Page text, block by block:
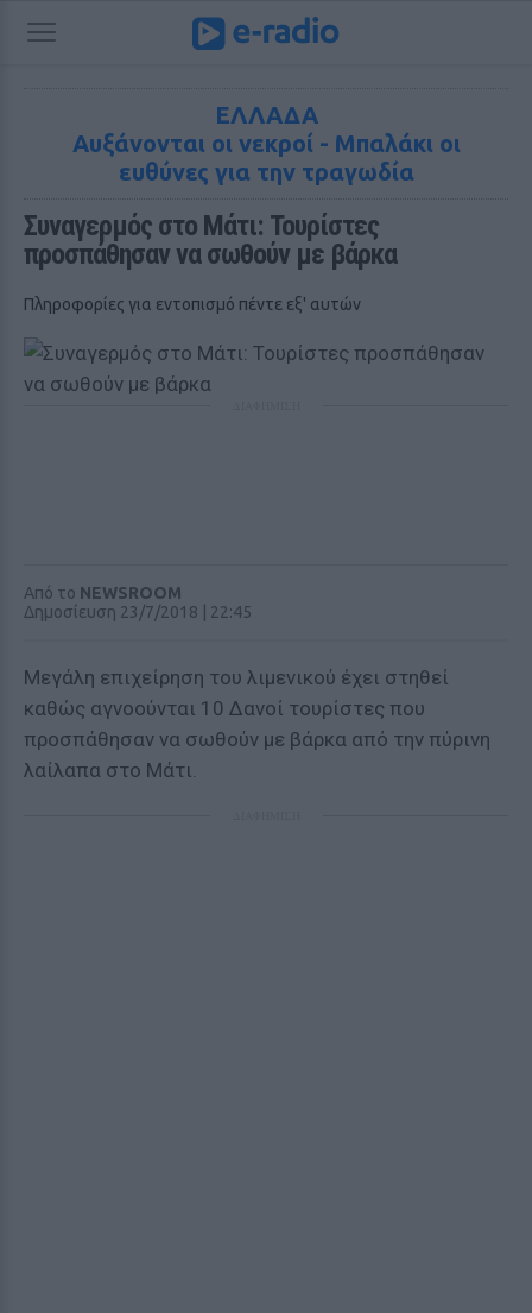
ΕΛΛΑΔΑ
Αυξάνονται οι νεκροί - Μπαλάκι οι
ευθύνες για την τραγωδία
Συναγερμός στο Μάτι: Τουρίστες
προσπάθησαν να σωθούν με βάρκα
Πληροφορίες για εντοπισμό πέντε εξ' αυτών
Από το NEWSROOM
Δημοσίευση 23/7/2018 | 22:45
Μεγάλη επιχείρηση του λιμενικού έχει στηθεί
καθώς αγνοούνται 10 Δανοί τουρίστες που
προσπάθησαν να σωθούν με βάρκα από την πύρινη
λαίλαπα στο Μάτι.